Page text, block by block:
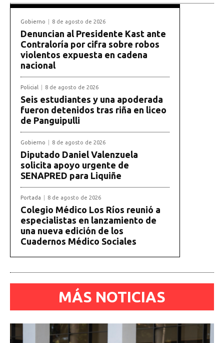
Gobierno 8 de agosto de 2026
Denuncian al Presidente Kast ante
Contraloría por cifra sobre robos
violentos expuesta en cadena
nacional
Policial 8 de agosto de 2026
Seis estudiantes y una apoderada
fueron detenidos tras riña en liceo
de Panguipulli
Gobierno 8 de agosto de 2026
Diputado Daniel Valenzuela
solicita apoyo urgente de
SENAPRED para Liquiñe
Portada 8 de agosto de 2026
Colegio Médico Los Ríos reunió a
especialistas en lanzamiento de
una nueva edición de los
Cuadernos Médico Sociales
MÁS NOTICIAS